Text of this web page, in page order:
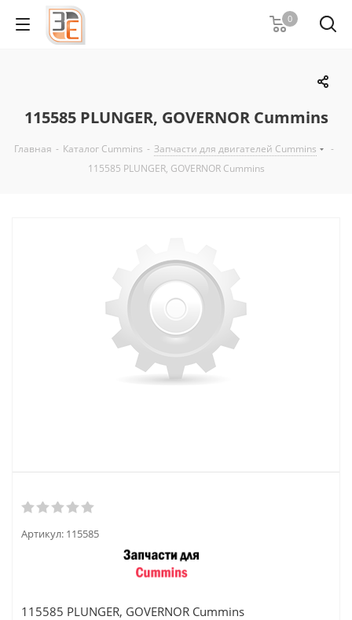
0
115585 PLUNGER, GOVERNOR Cummins
Главная - Каталог Cummins - Запчасти для двигателей Cummins
-
115585 PLUNGER, GOVERNOR Cummins
Артикул: 115585
115585 PLUNGER, GOVERNOR Cummins